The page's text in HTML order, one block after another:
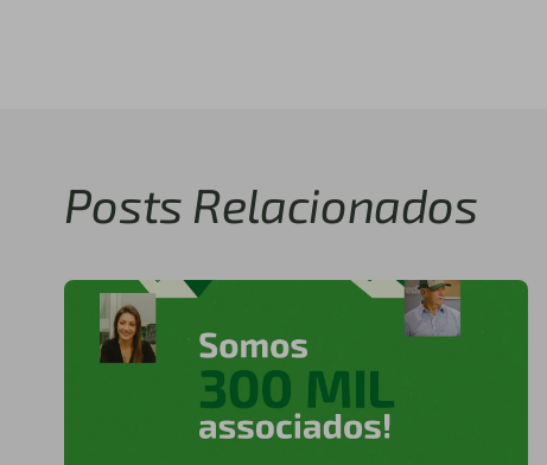
Posts Relacionados